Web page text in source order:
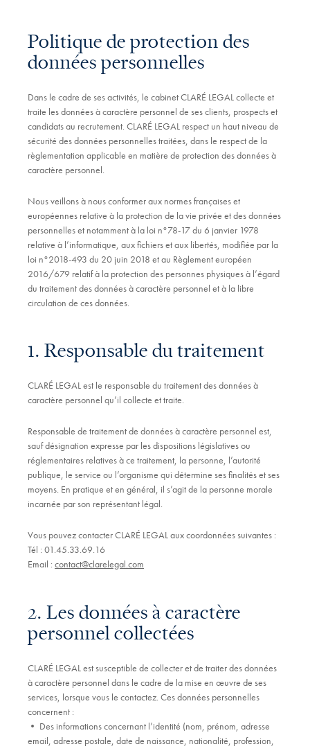
Politique de protection des
données personnelles
Dans le cadre de ses activités, le cabinet CLARÉ LEGAL collecte et
traite les données à caractère personnel de ses clients, prospects et
candidats au recrutement. CLARÉ LEGAL respect un haut niveau de
sécurité des données personnelles traitées, dans le respect de la
règlementation applicable en matière de protection des données à
caractère personnel.
Nous veillons à nous conformer aux normes françaises et
européennes relative à la protection de la vie privée et des données
personnelles et notamment à la loi n°78-17 du 6 janvier 1978
relative à l’informatique, aux fichiers et aux libertés, modifiée par la
loi n°2018-493 du 20 juin 2018 et au Règlement européen
2016/679 relatif à la protection des personnes physiques à l’égard
du traitement des données à caractère personnel et à la libre
circulation de ces données.
1. Responsable du traitement
CLARÉ LEGAL est le responsable du traitement des données à
caractère personnel qu’il collecte et traite.
Responsable de traitement de données à caractère personnel est,
sauf désignation expresse par les dispositions législatives ou
réglementaires relatives à ce traitement, la personne, l’autorité
publique, le service ou l’organisme qui détermine ses finalités et ses
moyens. En pratique et en général, il s’agit de la personne morale
incarnée par son représentant légal.
Vous pouvez contacter CLARÉ LEGAL aux coordonnées suivantes :
Tél : 01.45.33.69.16
Email : contact@clarelegal.com
2. Les données à caractère
personnel collectées
CLARÉ LEGAL est susceptible de collecter et de traiter des données
à caractère personnel dans le cadre de la mise en œuvre de ses
services, lorsque vous le contactez. Ces données personnelles
concernent :
• Des informations concernant l’identité (nom, prénom, adresse
email, adresse postale, date de naissance, nationalité, profession,